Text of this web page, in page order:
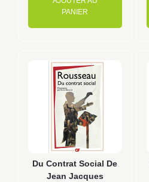
PANIER
Du Contrat Social De
Jean Jacques